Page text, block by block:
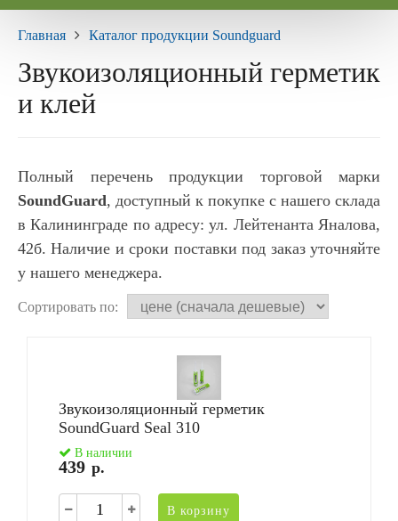
Главная Каталог продукции Soundguard
Звукоизоляционный герметик
и клей
Полный перечень продукции торговой марки
SoundGuard, доступный к покупке с нашего склада
в Калининграде по адресу: ул. Лейтенанта Яналова,
42б. Наличие и сроки поставки под заказ уточняйте
у нашего менеджера.
Сортировать по:
Звукоизоляционный герметик
SoundGuard Seal 310
В наличии
439 р.
В корзину